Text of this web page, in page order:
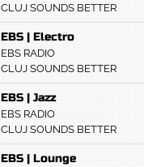
CLUJ SOUNDS BETTER
EBS | Electro
EBS RADIO
CLUJ SOUNDS BETTER
EBS | Jazz
EBS RADIO
CLUJ SOUNDS BETTER
EBS | Lounge